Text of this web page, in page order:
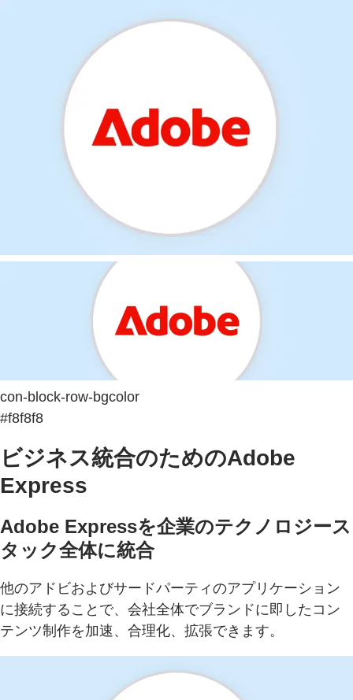
con-block-row-bgcolor
#f8f8f8
ビジネス統合のためのAdobe
Express
Adobe Expressを企業のテクノロジース
タック全体に統合
他のアドビおよびサードパーティのアプリケーション
に接続することで、会社全体でブランドに即したコン
テンツ制作を加速、合理化、拡張できます。